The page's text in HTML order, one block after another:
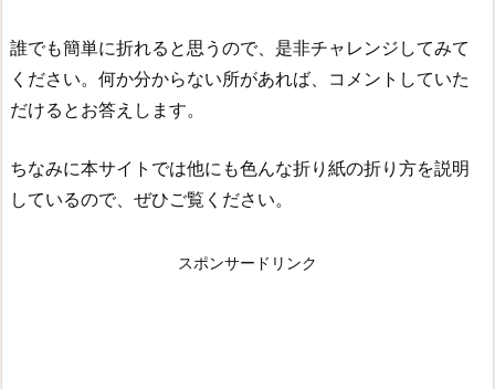
誰でも簡単に折れると思うので、是非チャレンジしてみて
ください。何か分からない所があれば、コメントしていた
だけるとお答えします。
ちなみに本サイトでは他にも色んな折り紙の折り方を説明
しているので、ぜひご覧ください。
スポンサードリンク